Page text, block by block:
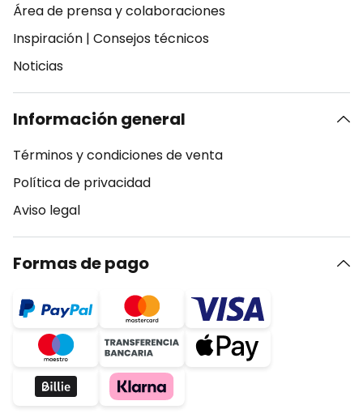
Área de prensa y colaboraciones
Inspiración | Consejos técnicos
Noticias
Información general
Términos y condiciones de venta
Política de privacidad
Aviso legal
Formas de pago